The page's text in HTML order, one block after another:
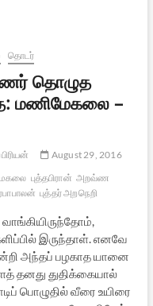
தொடர்
தொழுத
மணிமேகலை –
August 29, 2016
புத்தபிரான் அறவ்ண
புத்தர் அறநெறி
இருந்தாள். எனவே
அந்தப் பழகாத யானை
தனது துதிக்கையால்
பொழுதில் வீரை உயிரை